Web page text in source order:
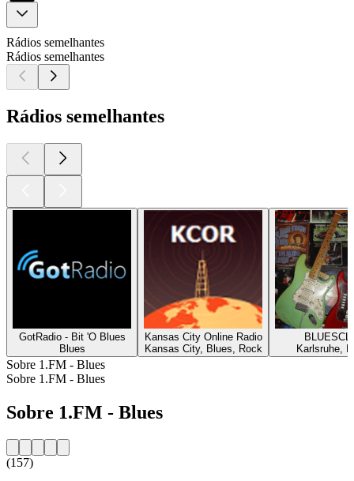
Rádios semelhantes
Rádios semelhantes
Rádios semelhantes
GotRadio - Bit 'O Blues
Blues
Kansas City Online Radio
Kansas City, Blues, Rock
Karlsruhe,
Sobre 1.FM - Blues
Sobre 1.FM - Blues
Sobre 1.FM - Blues
(157)